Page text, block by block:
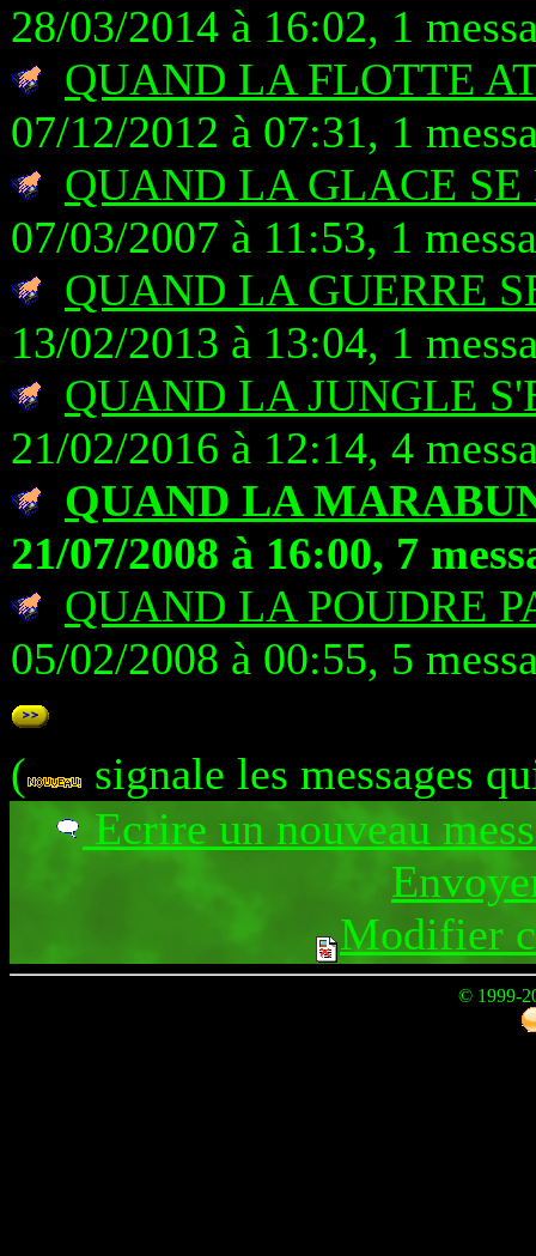
28/03/2014 à 16:02, 1
QUAND LA FLOTTE
07/12/2012 à 07:31, 1
QUAND LA GLACE SE
07/03/2007 à 11:53, 1
QUAND LA GUERRE
13/02/2013 à 13:04, 1
QUAND LA JUNGLE
21/02/2016 à 12:14, 4
QUAND LA
21/07/2008 à 16:00, 7
QUAND LA POUDRE
05/02/2008 à 00:55, 5
(
signale les messages
Ecrire un nouveau
Modifier
© 1999-